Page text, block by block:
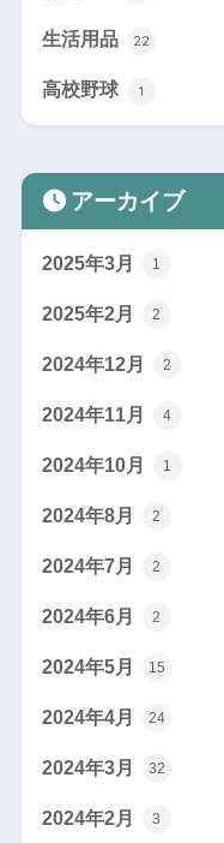
生活用品 22
高校野球 1
アーカイブ
2025年3月 1
2025年2月 2
2024年12月 2
2024年11月 4
2024年10月 1
2024年8月 2
2024年7月 2
2024年6月 2
2024年5月 15
2024年4月 24
2024年3月 32
2024年2月 3